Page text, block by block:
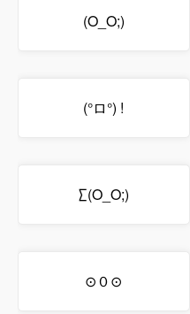
(O_O;)
(°ロ°) !
∑(O_O;)
⊙０⊙